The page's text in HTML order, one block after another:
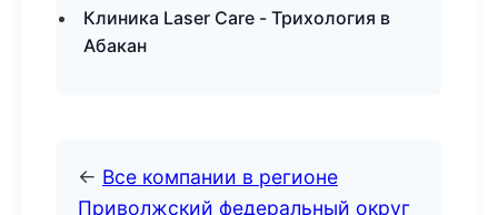
Клиника Laser Care - Трихология в
Абакан
← Все компании в регионе
Приволжский федеральный округ